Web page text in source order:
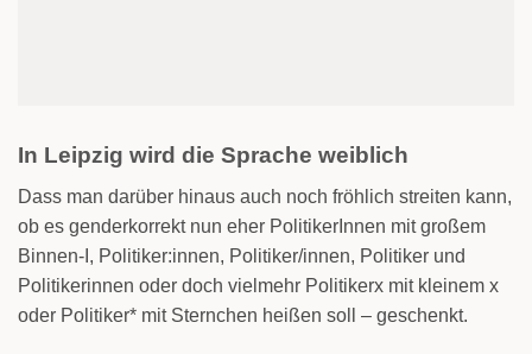
In Leipzig wird die Sprache weiblich
Dass man darüber hinaus auch noch fröhlich streiten kann,
ob es genderkorrekt nun eher PolitikerInnen mit großem
Binnen-I, Politiker:innen, Politiker/innen, Politiker und
Politikerinnen oder doch vielmehr Politikerx mit kleinem x
oder Politiker* mit Sternchen heißen soll – geschenkt.